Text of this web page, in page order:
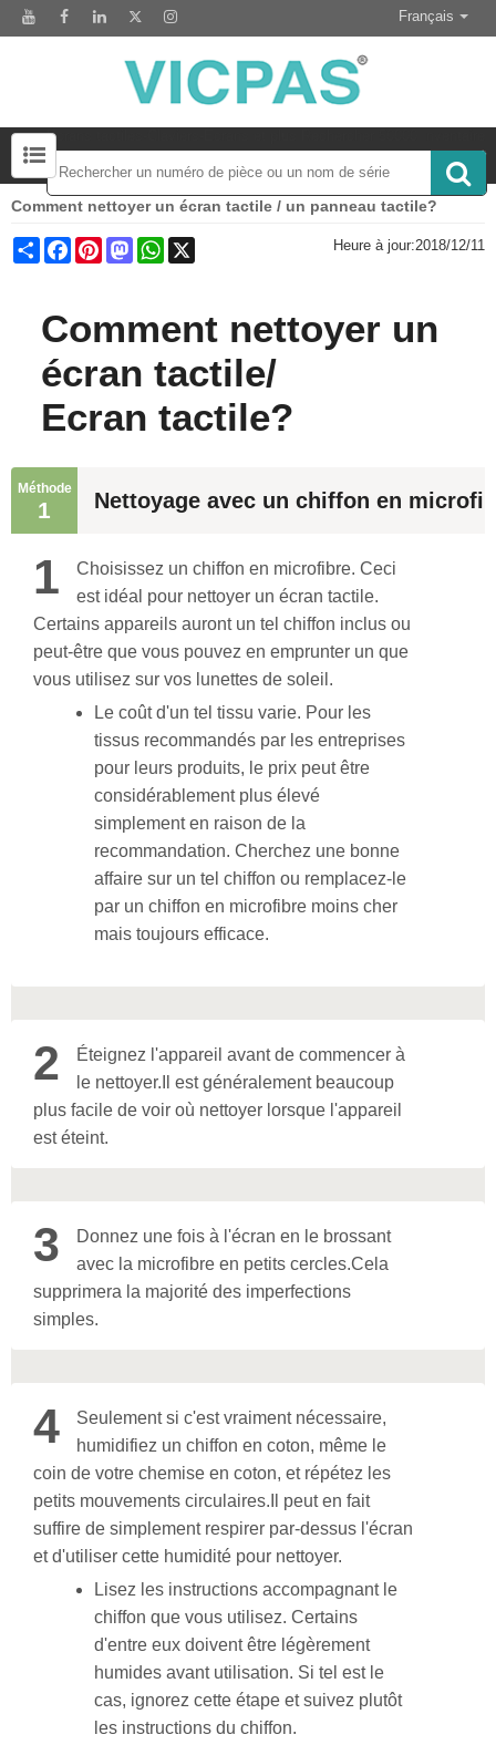
Français
Écrans tactiles-Claviers-Écrans et plus Rechercher 50000 Inventaire
Comment nettoyer un écran tactile / un panneau tactile?
Share FacebookPinterestMastodonWhatsApp Heure à jour:2018/12/11
Comment nettoyer un
écran tactile/
Ecran tactile?
Méthode
1 Nettoyage avec un chiffon en
1
Choisissez un chiffon en microfibre. Ceci
est idéal pour nettoyer un écran tactile.
Certains appareils auront un tel chiffon inclus ou
peut-être que vous pouvez en emprunter un que
vous utilisez sur vos lunettes de soleil.
Le coût d'un tel tissu varie. Pour les
tissus recommandés par les entreprises
pour leurs produits, le prix peut être
considérablement plus élevé
simplement en raison de la
recommandation. Cherchez une bonne
affaire sur un tel chiffon ou remplacez-le
par un chiffon en microfibre moins cher
mais toujours efficace.
2
Éteignez l'appareil avant de commencer à
le nettoyer. Il est généralement beaucoup
plus facile de voir où nettoyer lorsque l'appareil
est éteint.
3
Donnez une fois à l'écran en le brossant
avec la microfibre en petits cercles.Cela
supprimera la majorité des imperfections
simples.
4
Seulement si c'est vraiment nécessaire,
humidifiez un chiffon en coton, même le
coin de votre chemise en coton, et répétez les
petits mouvements circulaires. Il peut en fait
suffire de simplement respirer par-dessus l'écran
et d'utiliser cette humidité pour nettoyer.
Lisez les instructions accompagnant le
chiffon que vous utilisez. Certains
d'entre eux doivent être légèrement
humides avant utilisation. Si tel est le
cas, ignorez cette étape et suivez plutôt
les instructions du chiffon.